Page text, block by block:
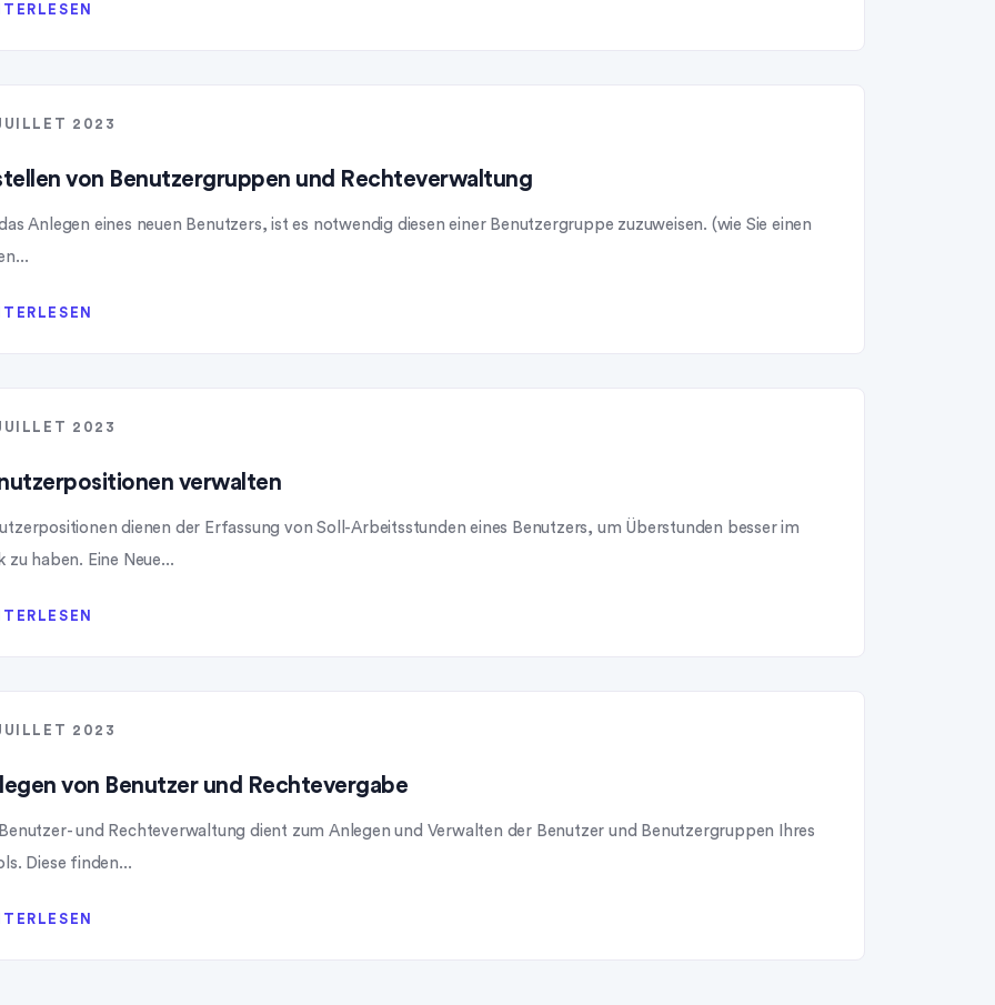
2023
von Benutzergruppen und Rechteverwaltung
Anlegen eines neuen Benutzers, ist es notwendig diesen einer Benutzergruppe zuzuweisen. (wie Sie einen
2023
verwalten
dienen der Erfassung von Soll-Arbeitsstunden eines Benutzers, um Überstunden besser im
zu haben. Eine Neue...
2023
von Benutzer und Rechtevergabe
Benutzer- und Rechteverwaltung dient zum Anlegen und Verwalten der Benutzer und Benutzergruppen Ihres
Diese finden...